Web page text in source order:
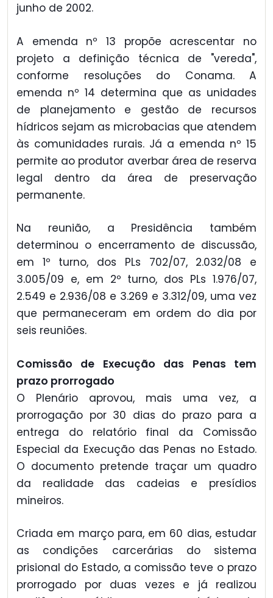
junho de 2002.
A emenda nº 13 propõe acrescentar no
projeto a definição técnica de "vereda",
conforme resoluções do Conama. A
emenda nº 14 determina que as unidades
de planejamento e gestão de recursos
hídricos sejam as microbacias que atendem
às comunidades rurais. Já a emenda nº 15
permite ao produtor averbar área de reserva
legal dentro da área de preservação
permanente.
Na reunião, a Presidência também
determinou o encerramento de discussão,
em 1º turno, dos PLs 702/07, 2.032/08 e
3.005/09 e, em 2º turno, dos PLs 1.976/07,
2.549 e 2.936/08 e 3.269 e 3.312/09, uma vez
que permaneceram em ordem do dia por
seis reuniões.
Comissão de Execução das Penas tem
prazo prorrogado
O Plenário aprovou, mais uma vez, a
prorrogação por 30 dias do prazo para a
entrega do relatório final da Comissão
Especial da Execução das Penas no Estado.
O documento pretende traçar um quadro
da realidade das cadeias e presídios
mineiros.
Criada em março para, em 60 dias, estudar
as condições carcerárias do sistema
prisional do Estado, a comissão teve o prazo
prorrogado por duas vezes e já realizou